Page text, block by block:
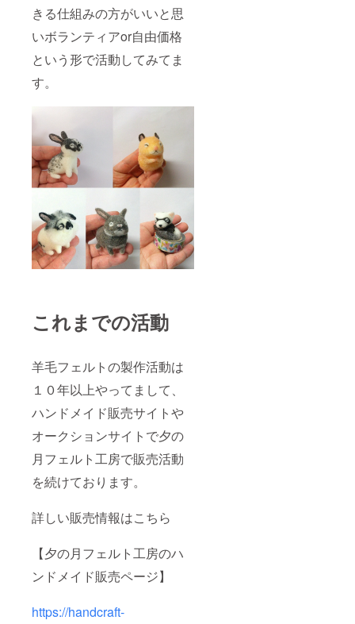
きる仕組みの方がいいと思
いボランティアor自由価格
という形で活動してみてま
す。
これまでの活動
羊毛フェルトの製作活動は
１０年以上やってまして、
ハンドメイド販売サイトや
オークションサイトで夕の
月フェルト工房で販売活動
を続けております。
詳しい販売情報はこちら
【夕の月フェルト工房のハ
ンドメイド販売ページ】
https://handcraft-